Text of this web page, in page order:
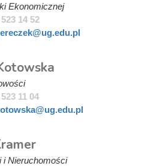
Ekonomicznej
14 52
11 04
i Nieruchomości